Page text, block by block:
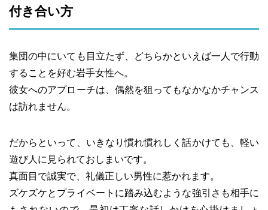
付き合い方
集団の中にいても目立たず、どちらかといえば一人で行動
することを好む岩手女性へ。
彼女へのアプローチは、偶然を狙ってもなかなかチャンス
は訪れません。
だからといって、いきなり慣れ慣れしく話かけても、軽い
遊び人に見られておしまいです。
真面目で誠実で、礼儀正しい男性に惹かれます。
ズケズケとプライベートに踏み込むような強引さも相手に